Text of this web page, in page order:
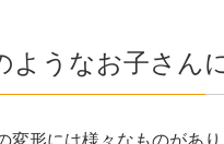
ようなお子さん